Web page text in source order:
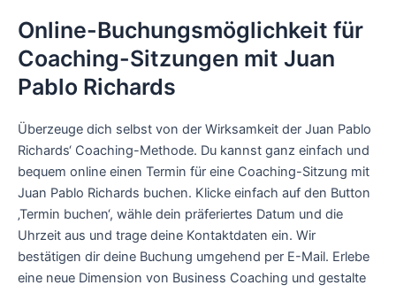
Online-Buchungsmöglichkeit für
Coaching-Sitzungen mit Juan
Pablo Richards
Überzeuge dich selbst von der Wirksamkeit der Juan Pablo
Richards‘ Coaching-Methode. Du kannst ganz einfach und
bequem online einen Termin für eine Coaching-Sitzung mit
Juan Pablo Richards buchen. Klicke einfach auf den Button
‚Termin buchen‘, wähle dein präferiertes Datum und die
Uhrzeit aus und trage deine Kontaktdaten ein. Wir
bestätigen dir deine Buchung umgehend per E-Mail. Erlebe
eine neue Dimension von Business Coaching und gestalte